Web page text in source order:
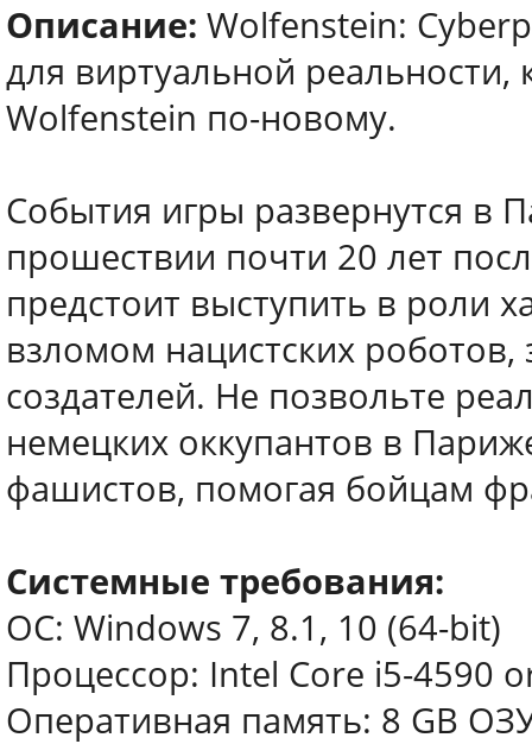
Описание: Wolfenstein:
для виртуальной
Wolfenstein по-новому.
События игры развернутся в
прошествии почти 20 лет
предстоит выступить в роли
взломом нацистских роботов,
создателей. Не позвольте
немецких оккупантов в
фашистов, помогая бойцам
Системные требования:
ОС: Windows 7, 8.1, 10 (64-bit)
Процессор: Intel Core i5-4590
Оперативная память: 8 GB